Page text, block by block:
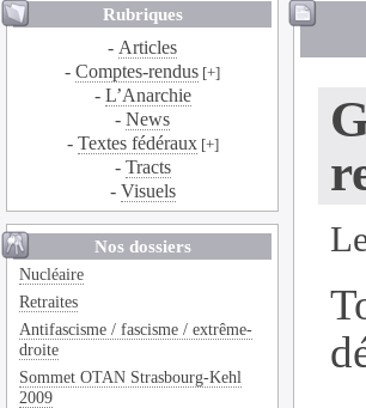
Rubriques
- Articles
-Comptes-rendus [+]
- L’Anarchie
-News
- Textes fédéraux[+]
- Tracts
- Visuels
Nos dossiers
Nucléaire
Retraites
Antifascisme / fascisme / extrême-
droite
Sommet OTAN Strasbourg-Kehl
2009